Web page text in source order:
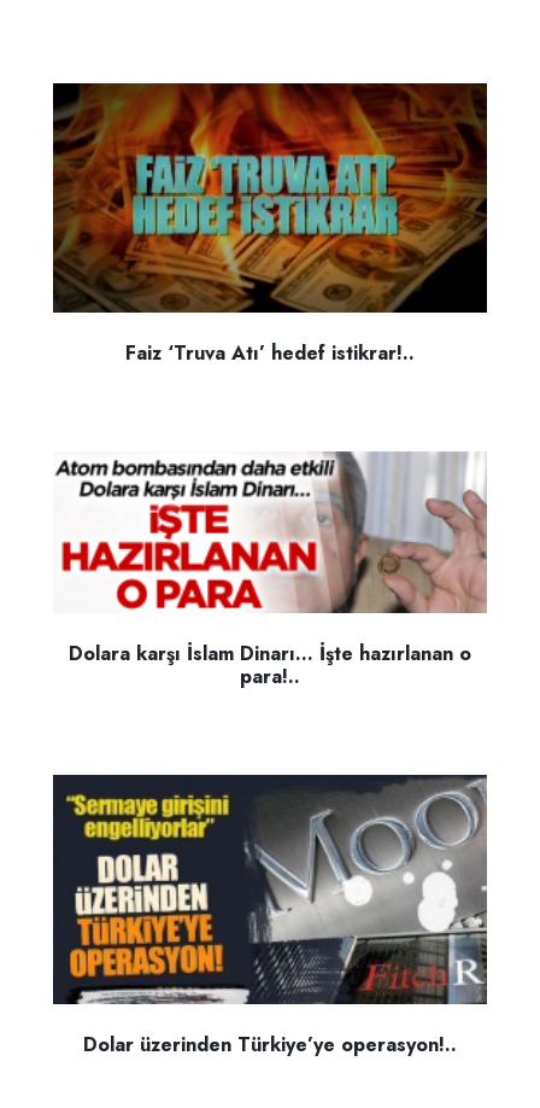
Faiz ‘Truva Atı’ hedef istikrar!..
Dolara karşı İslam Dinarı… İşte hazırlanan o
para!..
Dolar üzerinden Türkiye’ye operasyon!..